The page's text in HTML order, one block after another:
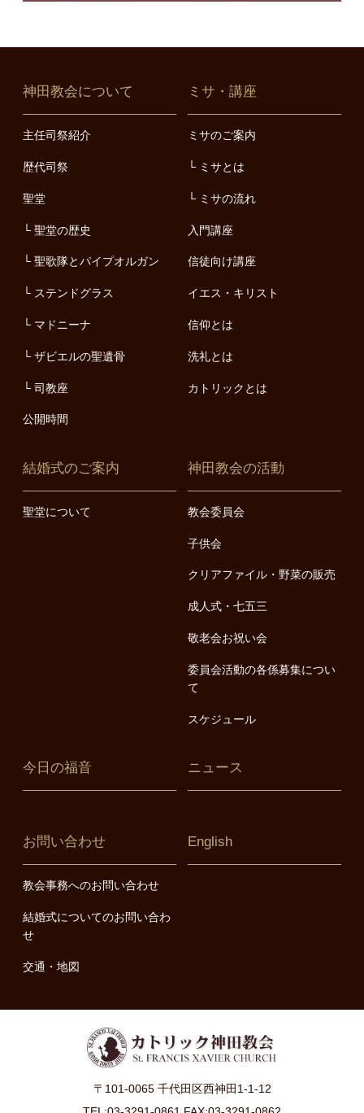
神田教会について
主任司祭紹介
歴代司祭
聖堂
聖堂の歴史
聖歌隊とパイプオルガン
ステンドグラス
マドニーナ
ザビエルの聖遺骨
司教座
公開時間
ミサ・講座
ミサのご案内
ミサとは
ミサの流れ
入門講座
信徒向け講座
イエス・キリスト
信仰とは
洗礼とは
カトリックとは
結婚式のご案内
聖堂について
神田教会の活動
教会委員会
子供会
クリアファイル・野菜の販売
成人式・七五三
敬老会お祝い会
委員会活動の各係募集につい
て
スケジュール
今日の福音 ニュース
お問い合わせ
教会事務へのお問い合わせ
結婚式についてのお問い合わ
せ
交通・地図
English
〒101-0065 千代田区西神田1-1-12